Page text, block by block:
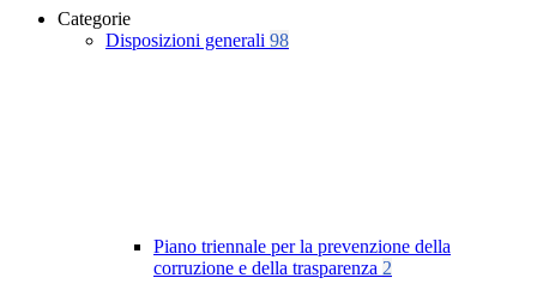
Categorie
Disposizioni generali 98
Piano triennale per la prevenzione della
corruzione e della trasparenza 2